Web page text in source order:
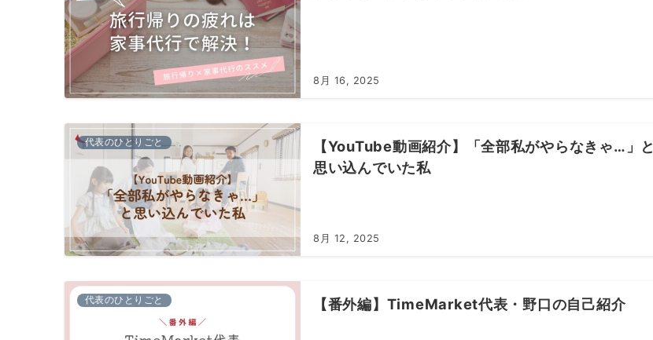
8月 16, 2025
代表のひとりごと
【YouTube動画紹介】「全部私がやらなきゃ…」と
思い込んでいた私
8月 12, 2025
代表のひとりごと 【番外編】TimeMarket代表・野口の自己紹介